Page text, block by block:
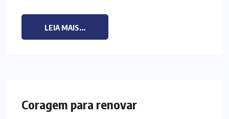
LEIA MAIS...
Coragem para renovar